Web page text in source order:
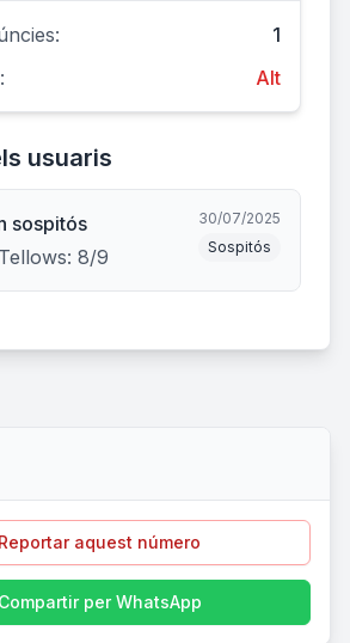
1
Alt
usuaris
sospitós
8/9
30/07/2025
Sospitós
Reportar aquest número
Compartir per WhatsApp